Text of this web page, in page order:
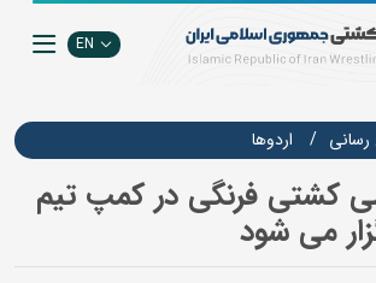
EN
رسانی اردوها
کشتی فرنگی در کمپ تیم
می شود